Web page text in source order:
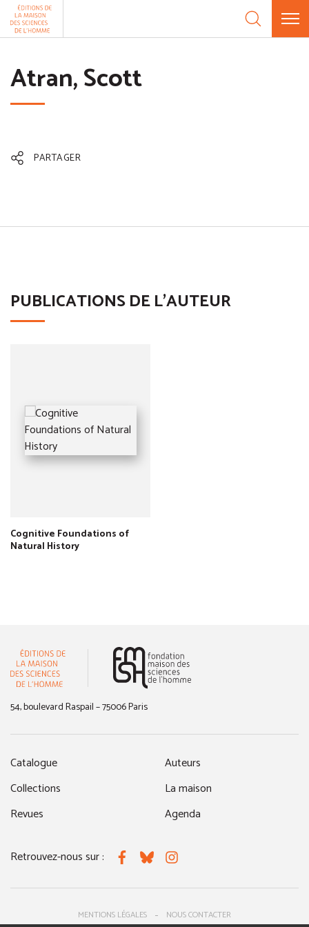
Aller au contenu
Atran, Scott
PARTAGER
PUBLICATIONS DE L'AUTEUR
Cognitive Foundations of
Natural History
54, boulevard Raspail – 75006 Paris
Catalogue
Collections
Revues
Auteurs
La maison
Agenda
Retrouvez-nous sur : FacebookBlueskyInstagram
MENTIONS LÉGALES NOUS CONTACTER
Panneau de gestion des cookies